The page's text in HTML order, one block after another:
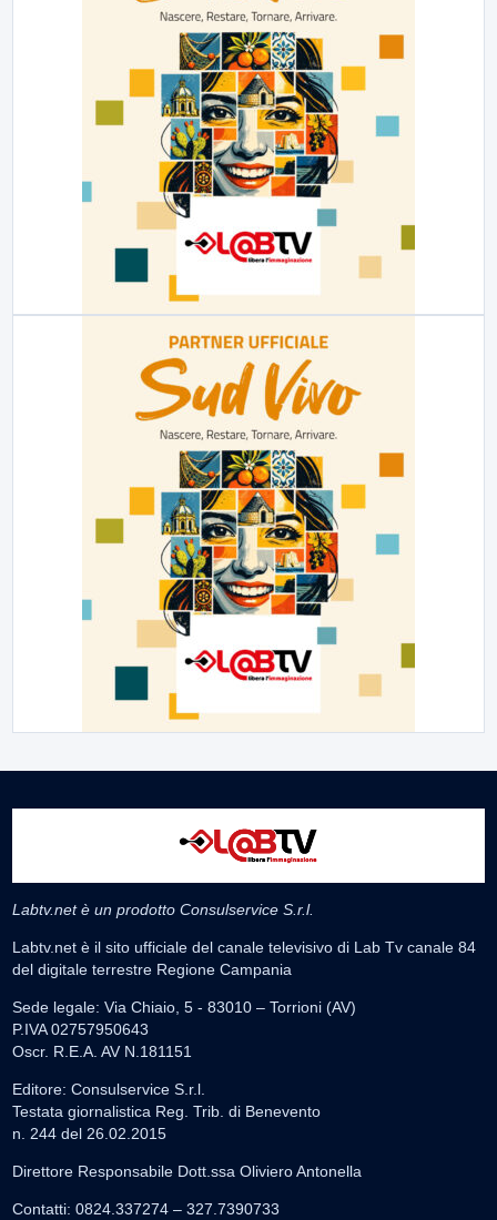
Labtv.net è un prodotto Consulservice S.r.l.
Labtv.net è il sito ufficiale del canale televisivo di Lab Tv canale 84
del digitale terrestre Regione Campania
Sede legale: Via Chiaio, 5 - 83010 – Torrioni (AV)
P.IVA 02757950643
Oscr. R.E.A. AV N.181151
Editore: Consulservice S.r.l.
Testata giornalistica Reg. Trib. di Benevento
n. 244 del 26.02.2015
Direttore Responsabile Dott.ssa Oliviero Antonella
Contatti: 0824.337274 – 327.7390733